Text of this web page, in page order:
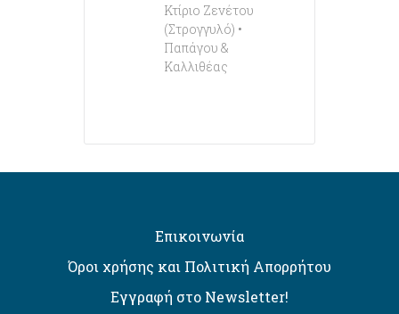
Κτίριο Ζενέτου
(Στρογγυλό) •
Παπάγου &
Καλλιθέας
Επικοινωνία
Όροι χρήσης και Πολιτική Απορρήτου
Εγγραφή στο Newsletter!